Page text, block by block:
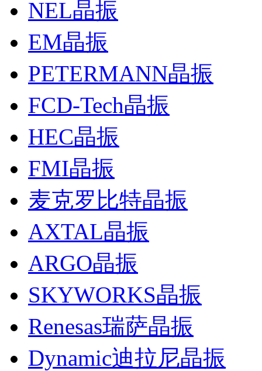
NEL晶振
EM晶振
PETERMANN晶振
FCD-Tech晶振
HEC晶振
FMI晶振
麦克罗比特晶振
AXTAL晶振
ARGO晶振
SKYWORKS晶振
Renesas瑞萨晶振
Dynamic迪拉尼晶振